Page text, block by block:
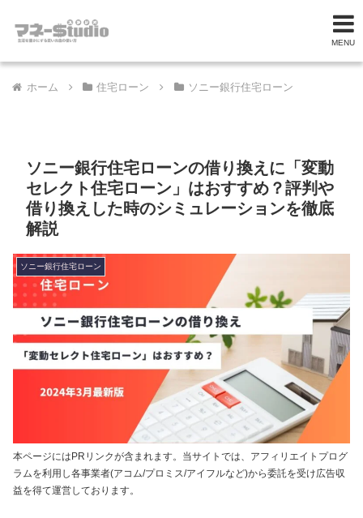
MENU
ホーム 住宅ローン ソニー銀行住宅ローン
ソニー銀行住宅ローンの借り換えに「変動
セレクト住宅ローン」はおすすめ？評判や
借り換えした時のシミュレーションを徹底
解説
本ページにはPRリンクが含まれます。当サイトでは、アフィリエイトプログ
ラムを利用し各事業者(アコム/プロミス/アイフルなど)から委託を受け広告収
益を得て運営しております。
ソニー銀行住宅ローン